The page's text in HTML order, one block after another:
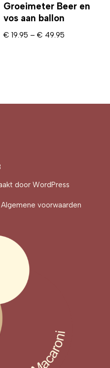
Groeimeter Beer en
vos aan ballon
€ 19.95 –€ 49.95
door WordPress
Algemene voorwaarden